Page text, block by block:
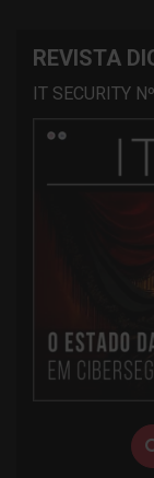
REVISTA
IT SECURITY